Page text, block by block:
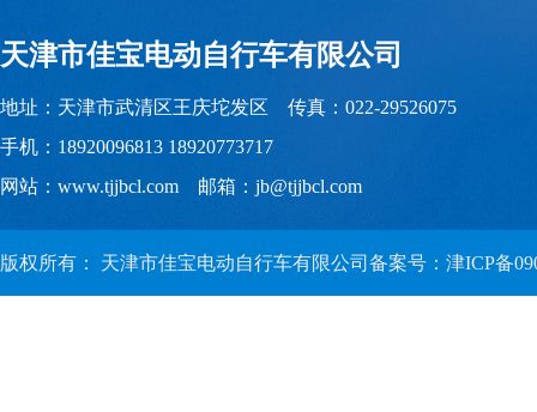
天津市佳宝电动自行车有限公司
地址：天津市武清区王庆坨发区 传真：022-29526075
手机：18920096813 18920773717
网站：www.tjjbcl.com 邮箱：jb@tjjbcl.com
版权所有： 天津市佳宝电动自行车有限公司备案号： 津ICP备